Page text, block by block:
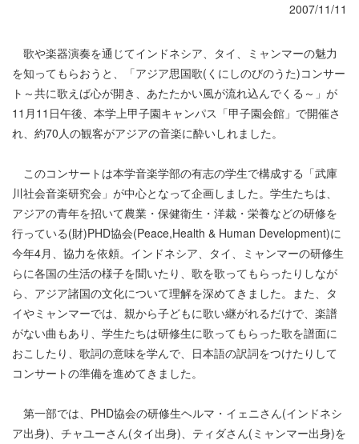
2007/11/11
歌や楽器演奏を通じてインドネシア、タイ、ミャンマーの魅力
を知ってもらおうと、「アジア思国歌(くにしのびのうた)コンサー
ト～共に歌えば心が開き、あたたかい風が流れ込んでくる～」が
11月11日午後、本学上甲子園キャンパス「甲子園会館」で開催さ
れ、約70人の観客がアジアの音楽に酔いしれました。
このコンサートは本学音楽学部の有志の学生で構成する「武庫
川社会音楽研究会」が中心となって企画しました。学生たちは、
アジアの青年を招いて農業・保健衛生・洋裁・栄養などの研修を
行っている(財)PHD協会(Peace,Health & Human Development)に
今年4月、協力を依頼。インドネシア、タイ、ミャンマーの研修生
らに各国の生活の様子を聞いたり、歌を歌ってもらったりしなが
ら、アジア諸国の文化について理解を深めてきました。また、タ
イやミャンマーでは、親から子どもに歌い継がれるだけで、楽譜
がない曲もあり、学生たちは研修生に歌ってもらった歌を譜面に
おこしたり、歌詞の意味を学んで、日本語の訳詞をつけたりして
コンサートの準備を進めてきました。
第一部では、PHD協会の研修生ヘルマ・イェニさん(インドネシ
ア出身)、チャユーさん(タイ出身)、ティダさん(ミャンマー出身)を